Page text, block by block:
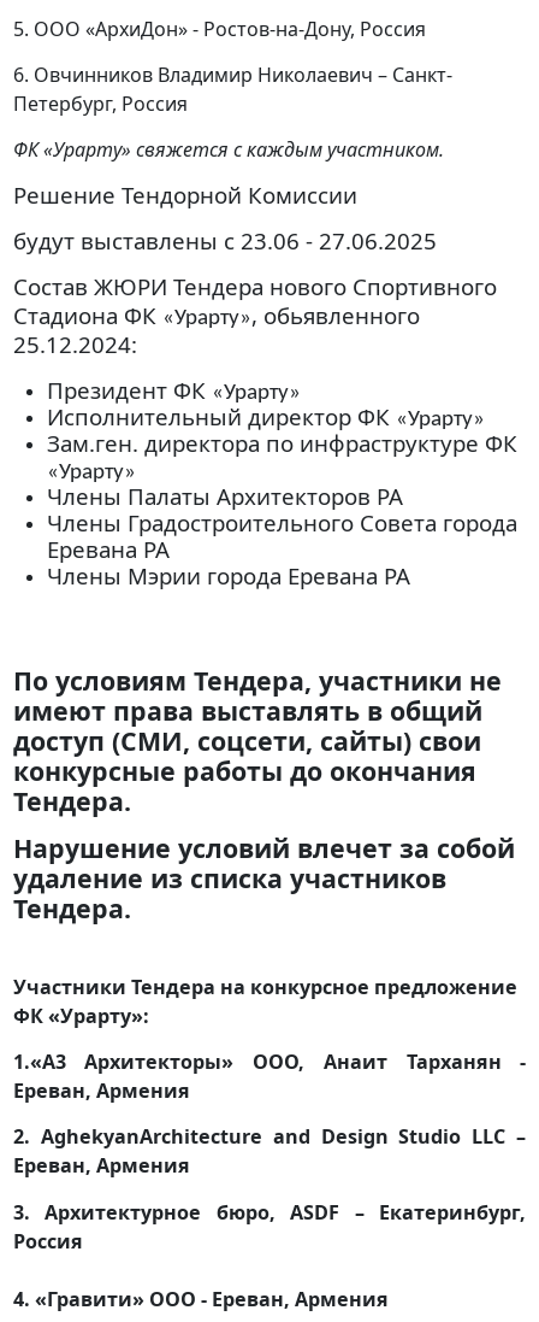
5. ООО «АрхиДон» - Ростов-на-Дону, Россия
6. Овчинников Владимир Николаевич – Санкт-
Петербург, Россия
ФК «Урарту» свяжется с каждым участником.
Решение Тендорной Комиссии
будут выставлены с 23.06 - 27.06.2025
Состав ЖЮРИ Тендера нового Спортивного
Стадиона ФК «Урарту», обьявленного
25.12.2024:
Президент ФК «Урарту»
Исполнительный директор ФК «Урарту»
Зам.ген. директора по инфраструктуре ФК
«Урарту»
Члены Палаты Архитекторов РА
Члены Градостроительного Совета города
Еревана РА
Члены Мэрии города Еревана РА
По условиям Тендера, участники не
имеют права выставлять в общий
доступ (СМИ, соцсети, сайты) свои
конкурсные работы до окончания
Тендера.
Нарушение условий влечет за собой
удаление из списка участников
Тендера.
Участники Тендера на конкурсное предложение
ФК «Урарту»:
1.«А3 Архитекторы» ООО, Анаит Тарханян -
Ереван, Армения
2. AghekyanArchitecture and Design Studio LLC –
Ереван, Армения
3. Архитектурное бюро, ASDF – Екатеринбург,
Россия
4. «Гравити» ООО - Ереван, Армения